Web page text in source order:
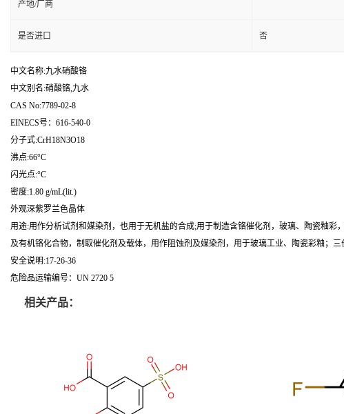
产地/厂商
是否进口 否
中文名称:九水硝酸铬
中文别名:硝酸铬,九水
CAS No:7789-02-8
EINECS号：616-540-0
分子式:CrH18N3O18
沸点:66°C
闪光点:°C
密度:1.80 g/mL(lit.)
外观深紫罗兰色晶体
用途:用作分析试剂和媒染剂，也用于无机盐的合成;用于制造含铬催化剂，玻璃、陶瓷釉
及有机铬化合物，制取催化剂及载体，用作阻蚀剂及媒染剂，用于玻璃工业、陶瓷彩釉；三
安全说明:17-26-36
危险品运输编号：UN 2720 5
相关产品：